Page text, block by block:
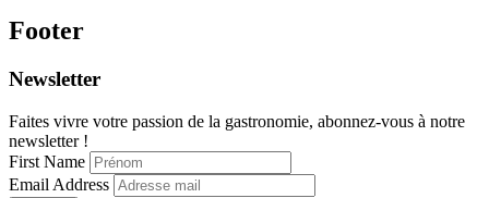
Footer
Newsletter
Faites vivre votre passion de la gastronomie, abonnez-vous à notre
newsletter !
First Name
Email Address